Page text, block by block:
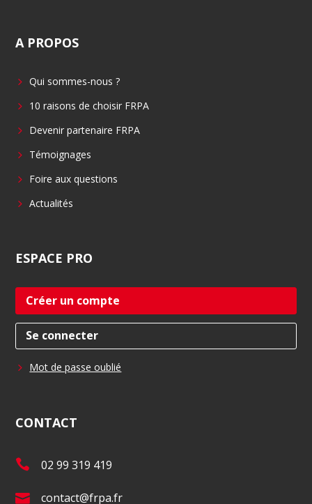
e
o
o
k
d
i
A PROPOS
Qui sommes-nous ?
10 raisons de choisir FRPA
Devenir partenaire FRPA
Témoignages
Foire aux questions
Actualités
ESPACE PRO
Créer un compte
Se connecter
Mot de passe oublié
CONTACT
T
02 99 319 419
E
contact@frpa.fr